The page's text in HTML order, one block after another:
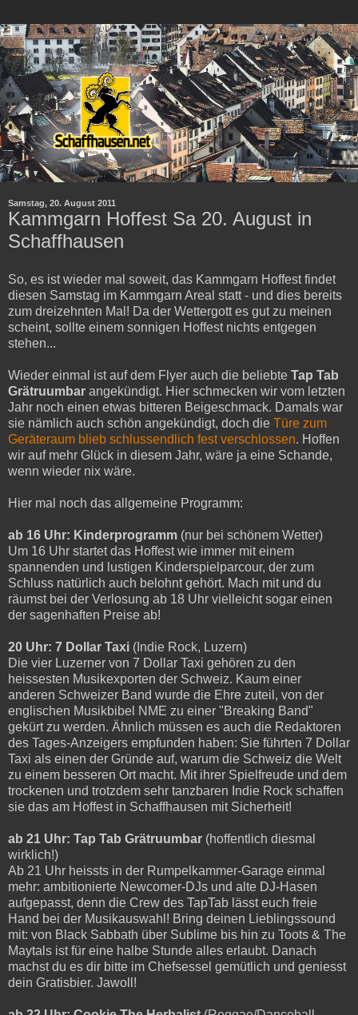
Samstag, 20. August 2011
Kammgarn Hoffest Sa 20. August in
Schaffhausen
So, es ist wieder mal soweit, das Kammgarn Hoffest findet
diesen Samstag im Kammgarn Areal statt - und dies bereits
zum dreizehnten Mal! Da der Wettergott es gut zu meinen
scheint, sollte einem sonnigen Hoffest nichts entgegen
stehen...
Wieder einmal ist auf dem Flyer auch die beliebte Tap Tab
Grätruumbar angekündigt. Hier schmecken wir vom letzten
Jahr noch einen etwas bitteren Beigeschmack. Damals war
sie nämlich auch schön angekündigt, doch die Türe zum
Geräteraum blieb schlussendlich fest verschlossen. Hoffen
wir auf mehr Glück in diesem Jahr, wäre ja eine Schande,
wenn wieder nix wäre.
Hier mal noch das allgemeine Programm:
ab 16 Uhr: Kinderprogramm (nur bei schönem Wetter)
Um 16 Uhr startet das Hoffest wie immer mit einem
spannenden und lustigen Kinderspielparcour, der zum
Schluss natürlich auch belohnt gehört. Mach mit und du
räumst bei der Verlosung ab 18 Uhr vielleicht sogar einen
der sagenhaften Preise ab!
20 Uhr: 7 Dollar Taxi (Indie Rock, Luzern)
Die vier Luzerner von 7 Dollar Taxi gehören zu den
heissesten Musikexporten der Schweiz. Kaum einer
anderen Schweizer Band wurde die Ehre zuteil, von der
englischen Musikbibel NME zu einer "Breaking Band"
gekürt zu werden. Ähnlich müssen es auch die Redaktoren
des Tages-Anzeigers empfunden haben: Sie führten 7 Dollar
Taxi als einen der Gründe auf, warum die Schweiz die Welt
zu einem besseren Ort macht. Mit ihrer Spielfreude und dem
trockenen und trotzdem sehr tanzbaren Indie Rock schaffen
sie das am Hoffest in Schaffhausen mit Sicherheit!
ab 21 Uhr: Tap Tab Grätruumbar (hoffentlich diesmal
wirklich!)
Ab 21 Uhr heissts in der Rumpelkammer-Garage einmal
mehr: ambitionierte Newcomer-DJs und alte DJ-Hasen
aufgepasst, denn die Crew des TapTab lässt euch freie
Hand bei der Musikauswahl! Bring deinen Lieblingssound
mit: von Black Sabbath über Sublime bis hin zu Toots & The
Maytals ist für eine halbe Stunde alles erlaubt. Danach
machst du es dir bitte im Chefsessel gemütlich und geniesst
dein Gratisbier. Jawoll!